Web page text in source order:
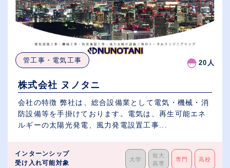
管工事・電気工事 20人
株式会社 ヌノタニ
会社の特徴 弊社は、総合設備業として電気・機械・消
防設備等を手掛けております。電気は、再生可能エネ
ルギーの太陽光発電、風力発電設置工事...
インターンシップ
受け入れ可能対象
大学
短大
高専
専門 高校